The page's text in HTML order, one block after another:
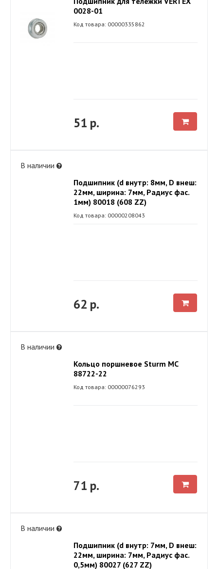
0028-01
Код товара: 00000335862
51 р.
В наличии
Подшипник (d внутр: 8мм, D внеш:
22мм, ширина: 7мм, Радиус фас.
1мм) 80018 (608 ZZ)
Код товара: 00000208043
62 р.
В наличии
Кольцо поршневое Sturm МС
88722-22
Код товара: 00000076293
71 р.
В наличии
Подшипник (d внутр: 7мм, D внеш:
22мм, ширина: 7мм, Радиус фас.
0,5мм) 80027 (627 ZZ)